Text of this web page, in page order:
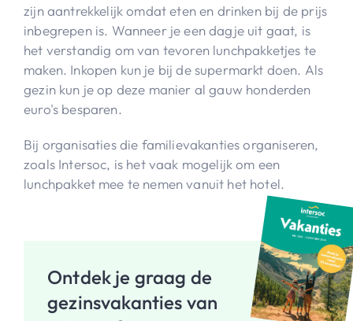
zijn aantrekkelijk omdat eten en drinken bij de prijs
inbegrepen is. Wanneer je een dagje uit gaat, is
het verstandig om van tevoren lunchpakketjes te
maken. Inkopen kun je bij de supermarkt doen. Als
gezin kun je op deze manier al gauw honderden
euro's besparen.
Bij organisaties die familievakanties organiseren,
zoals Intersoc, is het vaak mogelijk om een
lunchpakket mee te nemen vanuit het hotel.
Ontdek je graag de
gezinsvakanties van